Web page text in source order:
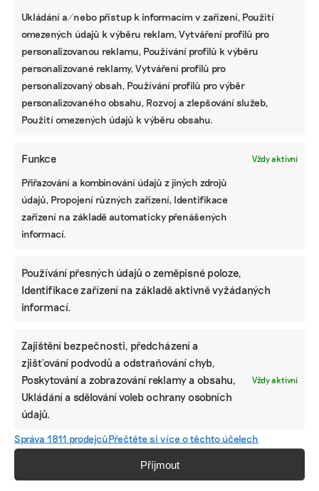
Ukládání a/nebo přístup k informacím v zařízení, Použití
omezených údajů k výběru reklam, Vytváření profilů pro
personalizovanou reklamu, Používání profilů k výběru
personalizované reklamy, Vytváření profilů pro
personalizovaný obsah, Používání profilů pro výběr
personalizovaného obsahu, Rozvoj a zlepšování služeb,
Použití omezených údajů k výběru obsahu.
Funkce Vždy aktivní
Přiřazování a kombinování údajů z jiných zdrojů
údajů, Propojení různých zařízení, Identifikace
zařízení na základě automaticky přenášených
informací.
Používání přesných údajů o zeměpisné poloze,
Identifikace zařízení na základě aktivně vyžádaných
informací.
Zajištění bezpečnosti, předcházení a
zjišťování podvodů a odstraňování chyb,
Poskytování a zobrazování reklamy a obsahu,
Ukládání a sdělování voleb ochrany osobních
údajů.
Vždy aktivní
Správa 1811 prodejcůPřečtěte si více o těchto účelech
Příjmout
k nim otevření,“ dodává Míša.
„Většina našich dobrovolníků jsou mladí lidé,“
vysvětluje Jirka. Právě oni mohou inspirovat své
rodiče a starší generaci. „My se jednou vrátíme
zpět do Evropy, ale rádi bychom za deset let přijeli
zpět sem a viděli změnu. Změna bez lidí, kteří ji
Ze stavební suti vznikají květináče i svícny.
Moravské Cementum recykluje demoliční
odpad
Lidí, kteří se snaží něco změnit ve vztahu
k životnímu prostředí, potkávají čím dál více.
také v místních organizacích. „Největší úspěch
mají úklidy ve velkých městech,“ dodává Jirka.
Nejenže se tam najde velký počet dobrovolníků,
ale kolemjdoucí lidé je vidí, natáčejí a mnohdy si
z nich berou příklad.
Cestování zatím financují hlavně z vlastních
úspor. „Kamarádi nám říkají, abychom začali